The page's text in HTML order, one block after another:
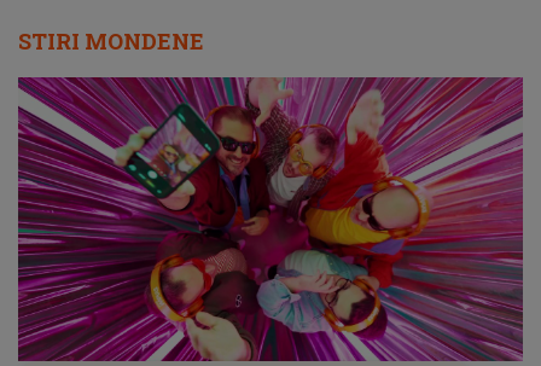
STIRI MONDENE